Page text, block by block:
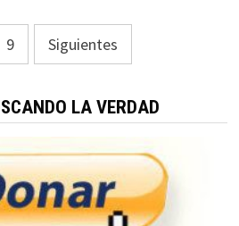
9 Siguientes
LA VERDAD